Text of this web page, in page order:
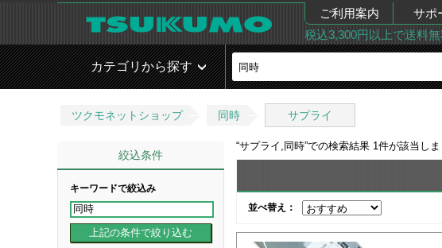
ご利用案内 サポ
税込3,300円以上で送料
カテゴリから探す
ツクモネットショップ 同時 サプライ
絞込条件
キーワードで絞込み
“サプライ,同時”での検索結果 1 件が該当しま
並べ替え：